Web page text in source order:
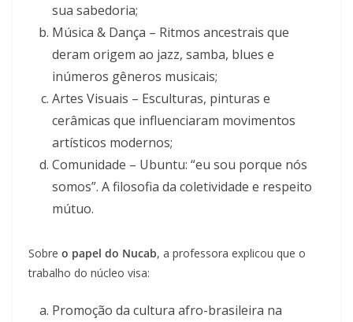
sua sabedoria;
Música & Dança – Ritmos ancestrais que
deram origem ao jazz, samba, blues e
inúmeros gêneros musicais;
Artes Visuais – Esculturas, pinturas e
cerâmicas que influenciaram movimentos
artísticos modernos;
Comunidade – Ubuntu: “eu sou porque nós
somos”. A filosofia da coletividade e respeito
mútuo.
Sobre o papel do Nucab, a professora explicou que o
trabalho do núcleo visa:
Promoção da cultura afro-brasileira na